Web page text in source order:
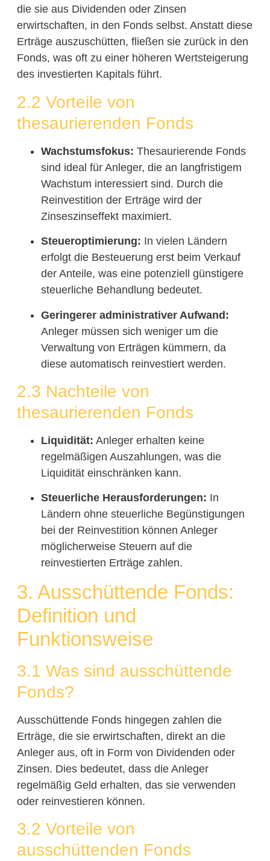
die sie aus Dividenden oder Zinsen
erwirtschaften, in den Fonds selbst. Anstatt diese
Erträge auszuschütten, fließen sie zurück in den
Fonds, was oft zu einer höheren Wertsteigerung
des investierten Kapitals führt.
2.2 Vorteile von
thesaurierenden Fonds
Wachstumsfokus: Thesaurierende Fonds
sind ideal für Anleger, die an langfristigem
Wachstum interessiert sind. Durch die
Reinvestition der Erträge wird der
Zinseszinseffekt maximiert.
Steueroptimierung: In vielen Ländern
erfolgt die Besteuerung erst beim Verkauf
der Anteile, was eine potenziell günstigere
steuerliche Behandlung bedeutet.
Geringerer administrativer Aufwand:
Anleger müssen sich weniger um die
Verwaltung von Erträgen kümmern, da
diese automatisch reinvestiert werden.
2.3 Nachteile von
thesaurierenden Fonds
Liquidität: Anleger erhalten keine
regelmäßigen Auszahlungen, was die
Liquidität einschränken kann.
Steuerliche Herausforderungen: In
Ländern ohne steuerliche Begünstigungen
bei der Reinvestition können Anleger
möglicherweise Steuern auf die
reinvestierten Erträge zahlen.
3. Ausschüttende Fonds:
Definition und
Funktionsweise
3.1 Was sind ausschüttende
Fonds?
Ausschüttende Fonds hingegen zahlen die
Erträge, die sie erwirtschaften, direkt an die
Anleger aus, oft in Form von Dividenden oder
Zinsen. Dies bedeutet, dass die Anleger
regelmäßig Geld erhalten, das sie verwenden
oder reinvestieren können.
3.2 Vorteile von
ausschüttenden Fonds